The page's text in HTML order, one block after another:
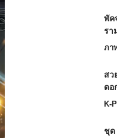
พัค
รา
ภา
สว
ดอ
K-
ชุด